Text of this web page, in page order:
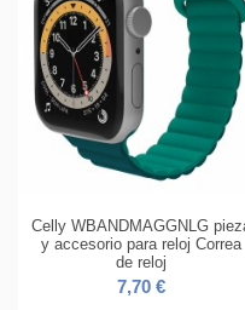
Celly WBANDMAGGNLG
y accesorio para reloj Correa
de reloj
7,70 €